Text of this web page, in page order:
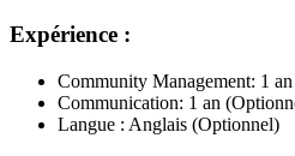
Expérience :
Community Management: 1
Communication: 1 an
Langue : Anglais (Optionnel)